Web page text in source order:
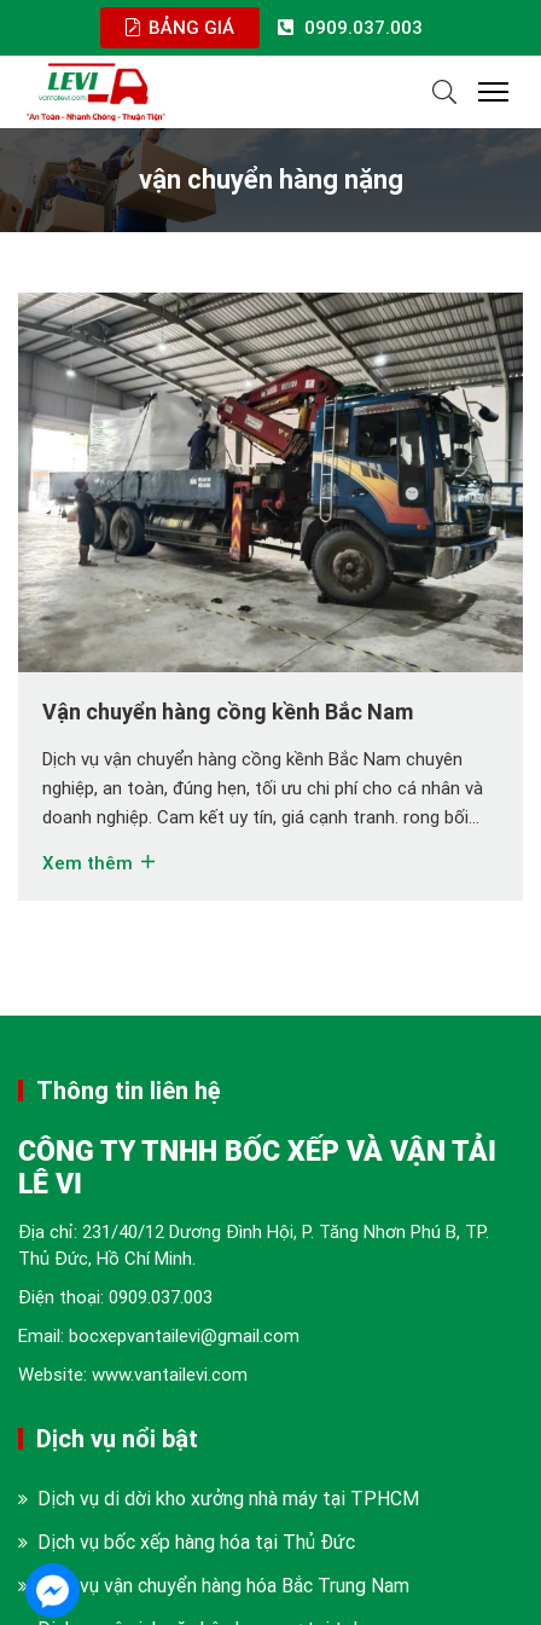
BẢNG GIÁ 0909.037.003
vận chuyển hàng nặng
Vận chuyển hàng cồng kềnh Bắc Nam
Dịch vụ vận chuyển hàng cồng kềnh Bắc Nam chuyên
nghiệp, an toàn, đúng hẹn, tối ưu chi phí cho cá nhân và
doanh nghiệp. Cam kết uy tín, giá cạnh tranh. rong bối
chuyển các loại hàng hóa có kích thước, trọng lượng lớn
Xem thêm
Thông tin liên hệ
CÔNG TY TNHH BỐC XẾP VÀ VẬN TẢI
LÊ VI
Địa chỉ: 231/40/12 Dương Đình Hội, P. Tăng Nhơn Phú B, TP.
Thủ Đức, Hồ Chí Minh.
Điện thoại: 0909.037.003
Email: bocxepvantailevi@gmail.com
Website: www.vantailevi.com
Dịch vụ nổi bật
Dịch vụ di dời kho xưởng nhà máy tại TPHCM
Dịch vụ bốc xếp hàng hóa tại Thủ Đức
Dịch vụ vận chuyển hàng hóa Bắc Trung Nam